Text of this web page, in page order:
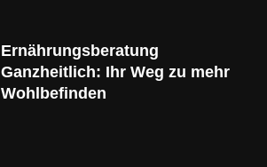
Ernährungsberatung
Ganzheitlich: Ihr Weg zu mehr
Wohlbefinden